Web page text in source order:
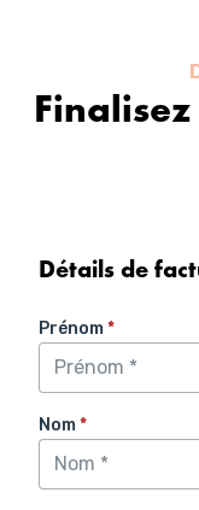
Détails de
Prénom*
Nom*